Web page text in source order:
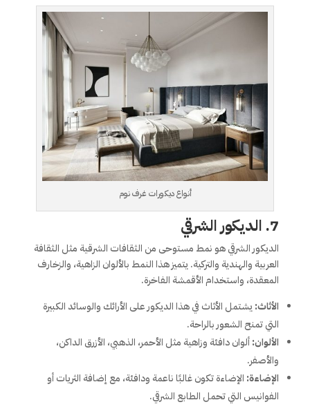
أنواع ديكورات غرف نوم
7. الديكور الشرقي
الديكور الشرقي هو نمط مستوحى من الثقافات الشرقية مثل الثقافة
العربية والهندية والتركية. يتميز هذا النمط بالألوان الزاهية، والزخارف
المعقدة، واستخدام الأقمشة الفاخرة.
الأثاث: يشتمل الأثاث في هذا الديكور على الأرائك والوسائد الكبيرة
التي تمنح الشعور بالراحة.
الألوان:ألوان دافئة وزاهية مثل الأحمر، الذهبي، الأزرق الداكن،
والأصفر.
الإضاءة: الإضاءة تكون غالبًا ناعمة ودافئة، مع إضافة الثريات أو
الفوانيس التي تحمل الطابع الشرقي.